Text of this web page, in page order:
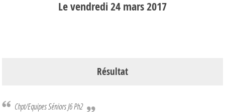
Levendredi24mars2017
Résultat
Chpt/Equipes Séniors J6 Ph2